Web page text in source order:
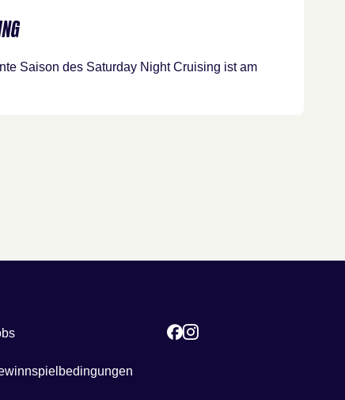
Saison des Saturday Night Cruising ist am